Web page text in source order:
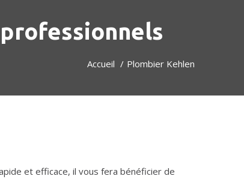
Accueil Plombier Kehlen
et efficace, il vous fera bénéficier de